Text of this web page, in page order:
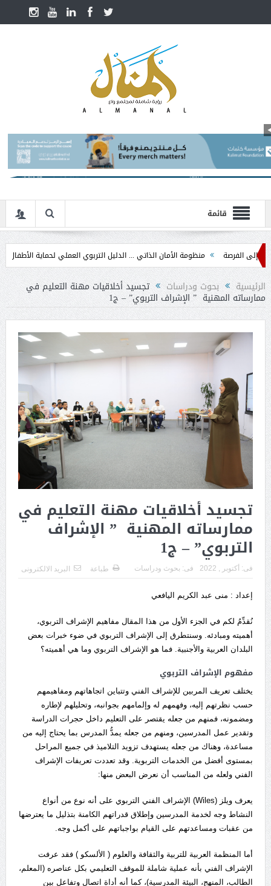
قائمة
منظومة الأمان الذاتي ... الدليل التربوي العملي لحماية الأطفال في مرحلة
الرئيسية بحوث ودراسات تجسيد أخلاقيات مهنة التعليم في
ممارساته المهنية ” الإشراف التربوي” – ج1
تجسيد أخلاقيات مهنة التعليم في
ممارساته المهنية ” الإشراف
التربوي” – ج1
فى: أكتوبر , 2022 فى: بحوث ودراسات طباعة البريد الالكترونى
إعداد : منى عبد الكريم اليافعي
نُقدِّمُ لكم في الجزء الأول من هذا المقال مفاهيم الإشراف التربوي،
أهميته ومبادئه. وسنتطرق إلى الإشراف التربوي في ضوء خبرات بعض
البلدان العربية والأجنبية. فما هو الإشراف التربوي وما هي أهميته؟
مفهوم الإشراف التربوي
يختلف تعريف المربين للإشراف الفني وتتباين اتجاهاتهم ومفاهيمهم
حسب نظرتهم إليه، وفهمهم له وإلمامهم بجوانبه، وتحليلهم لإطاره
ومضمونه، فمنهم من جعله يقتصر على التعليم داخل حجرات الدراسة
وتقدير عمل المدرسين، ومنهم من جعله يمدُّ المدرس بما يحتاج إليه من
مساعدة، وهناك من جعله يستهدف تزويد التلاميذ في جميع المراحل
بمستوى أفضل من الخدمات التربوية. وقد تعددت تعريفات الإشراف
الفني ولعله من المناسب أن نعرض البعض منها:
يعرف ويلز (Wiles) الإشراف الفني التربوي على أنه نوع من أنواع
النشاط وجه لخدمة المدرسين وإطلاق قدراتهم الكامنة بتذليل ما يعترضها
من عقبات ومساعدتهم على القيام بواجباتهم على أكمل وجه.
أما المنظمة العربية للتربية والثقافة والعلوم ( الألسكو ) فقد عرفت
الإشراف الفني بأنه عملية شاملة للموقف التعليمي بكل عناصره (المعلم،
الطالب، المنهج، البيئة المدرسية)، كما أنه أداة اتصال وتفاعل بين